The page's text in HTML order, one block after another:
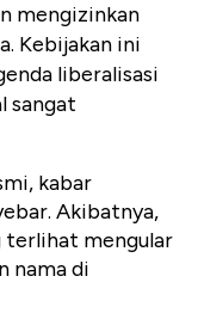
mengizinkan
Kebijakan ini
liberalisasi
sangat
kabar
Akibatnya,
terlihat mengular
nama di